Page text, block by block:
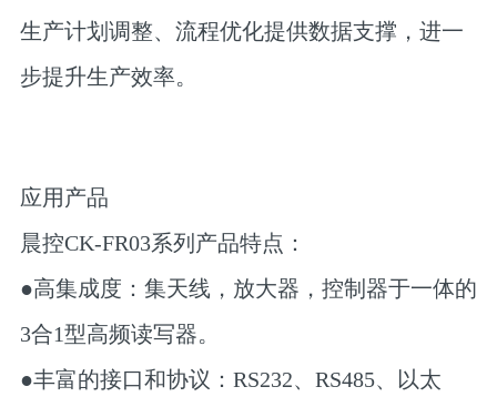
生产计划调整、流程优化提供数据支撑，进一
步提升生产效率。
应用产品
晨控CK-FR03系列产品特点：
●高集成度：集天线，放⼤器，控制器于⼀体的
3合1型⾼频读写器。
●丰富的接口和协议：RS232、RS485、以太